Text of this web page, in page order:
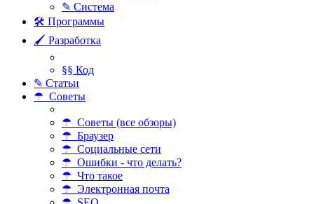
✎ Система
🛠 Программы
🖌 Разработка
§§ Код
✎ Статьи
☂ Советы
☂ Советы (все обзоры)
☂ Браузер
☂ Социальные сети
☂ Ошибки - что делать?
☂ Что такое
☂ Электронная почта